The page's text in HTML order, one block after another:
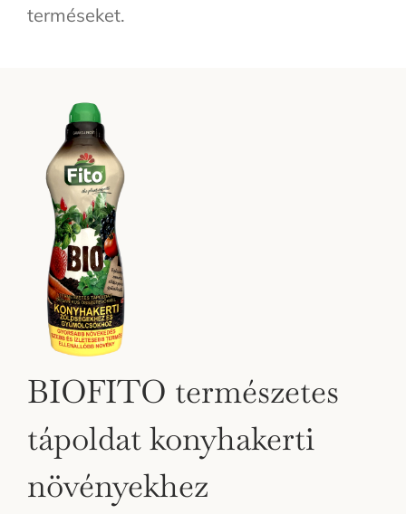
terméseket.
BIOFITO természetes
tápoldat konyhakerti
növényekhez